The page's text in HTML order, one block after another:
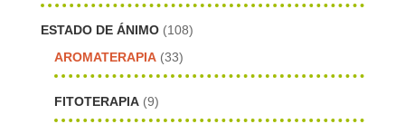
ESTADO DE ÁNIMO (108)
AROMATERAPIA (33)
FITOTERAPIA (9)